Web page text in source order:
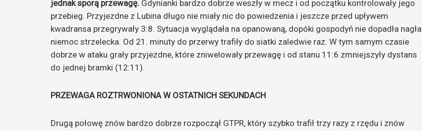
jednak sporą przewagę. Gdynianki bardzo dobrze weszły w mecz i od początku kontrolowały jego
przebieg. Przyjezdne z Lubina długo nie miały nic do powiedzenia i jeszcze przed upływem
kwadransa przegrywały 3:8. Sytuacja wyglądała na opanowaną, dopóki gospodyń nie dopadła nagła
niemoc strzelecka. Od 21. minuty do przerwy trafiły do siatki zaledwie raz. W tym samym czasie
dobrze w ataku grały przyjezdne, które zniwelowały przewagę i od stanu 11:6 zmniejszyły dystans
do jednej bramki (12:11).
PRZEWAGA ROZTRWONIONA W OSTATNICH SEKUNDACH
Drugą połowę znów bardzo dobrze rozpoczął GTPR, który szybko trafił trzy razy z rzędu i znów